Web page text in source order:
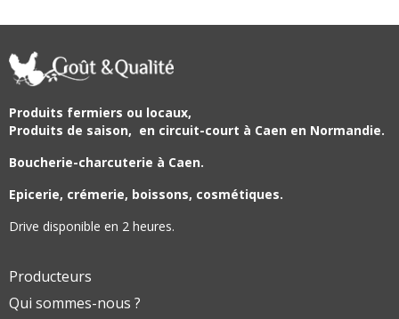
Produits fermiers ou locaux,
Produits de saison, en circuit-court à Caen en Normandie.
Boucherie-charcuterie à Caen.
Epicerie, crémerie, boissons, cosmétiques.
Drive disponible en 2 heures.
Producteurs
Qui sommes-nous ?